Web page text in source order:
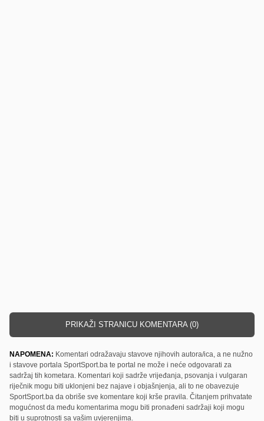
PRIKAŽI STRANICU KOMENTARA (0)
NAPOMENA: Komentari odražavaju stavove njihovih autora/ica, a ne nužno
i stavove portala SportSport.ba te portal ne može i neće odgovarati za
sadržaj tih kometara. Komentari koji sadrže vrijeđanja, psovanja i vulgaran
riječnik mogu biti uklonjeni bez najave i objašnjenja, ali to ne obavezuje
SportSport.ba da obriše sve komentare koji krše pravila. Čitanjem prihvatate
mogućnost da među komentarima mogu biti pronađeni sadržaji koji mogu
biti u suprotnosti sa vašim uvjerenjima.